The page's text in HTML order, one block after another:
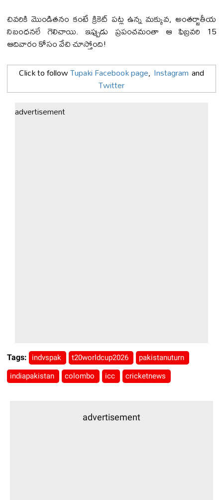
చివరికి మొండితనం కంటే క్రికెట్ పట్ల ఉన్న మక్కువ, అంతర్జాతీయ
నిబంధనలే గెలిచాయి. ఇప్పుడు ప్రపంచమంతా ఆ ఫిబ్రవరి 15
ఆదివారం కోసం వేచి చూస్తోంది!
Click to followTupaki Facebook page, Instagram and
Twitter
advertisement
Tags: indvspak t20worldcup2026 pakistanuturn
indiapakistan colombo icc cricketnews
advertisement